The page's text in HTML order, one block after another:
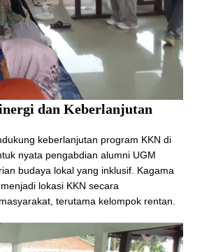
dan Keberlanjutan
keberlanjutan program KKN di
nyata pengabdian alumni UGM
budaya lokal yang inklusif. Kagama
lokasi KKN secara
terutama kelompok rentan.